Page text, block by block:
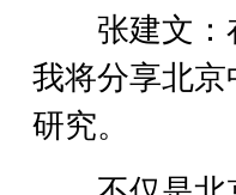
张建文：
我将分享北
研究。